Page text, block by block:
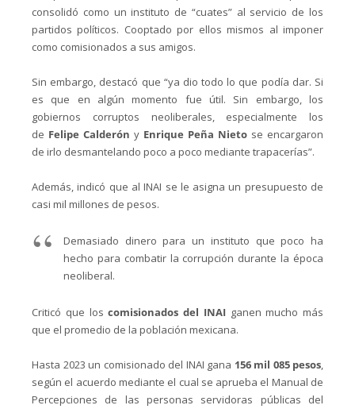
consolidó como un instituto de “cuates” al servicio de los
partidos políticos. Cooptado por ellos mismos al imponer
como comisionados a sus amigos.
Sin embargo, destacó que “ya dio todo lo que podía dar. Si
es que en algún momento fue útil. Sin embargo, los
gobiernos corruptos neoliberales, especialmente los
de Felipe Calderón y Enrique Peña Nieto se encargaron
de irlo desmantelando poco a poco mediante trapacerías”.
Además, indicó que al INAI se le asigna un presupuesto de
casi mil millones de pesos.
Demasiado dinero para un instituto que poco ha
hecho para combatir la corrupción durante la época
neoliberal.
Criticó que loscomisionados del INAIganen mucho más
que el promedio de la población mexicana.
Hasta 2023 un comisionado del INAI gana 156 mil 085 pesos,
según el acuerdo mediante el cual se aprueba el Manual de
Percepciones de las personas servidoras públicas del